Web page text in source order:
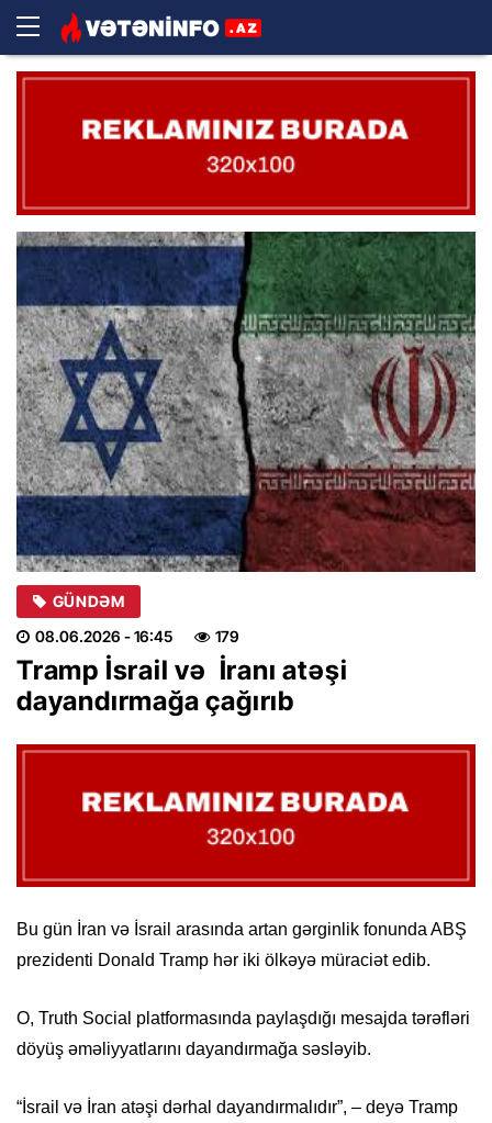
GÜNDƏM
08.06.2026 - 16:45 179
Tramp İsrail və İranı atəşi
dayandırmağa çağırıb
Bu gün İran və İsrail arasında artan gərginlik fonunda ABŞ
prezidenti Donald Tramp hər iki ölkəyə müraciət edib.
O, Truth Social platformasında paylaşdığı mesajda tərəfləri
döyüş əməliyyatlarını dayandırmağa səsləyib.
“İsrail və İran atəşi dərhal dayandırmalıdır”, – deyə Tramp